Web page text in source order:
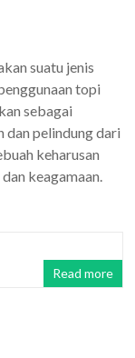
suatu jenis
topi
sebagai
dan pelindung dari
keharusan
keagamaan.
Read more